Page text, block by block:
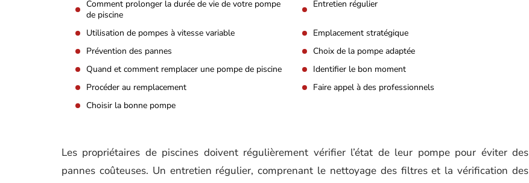
Comment prolonger la durée de vie de votre pompe
de piscine
Entretien régulier
Utilisation de pompes à vitesse variable
Emplacement stratégique
Prévention des pannes
Choix de la pompe adaptée
Quand et comment remplacer une pompe de piscine
Identifier le bon moment
Procéder au remplacement
Faire appel à des professionnels
Choisir la bonne pompe
Les propriétaires de piscines doivent régulièrement vérifier l’état de leur pompe pour éviter des
pannes coûteuses. Un entretien régulier, comprenant le nettoyage des filtres et la vérification des